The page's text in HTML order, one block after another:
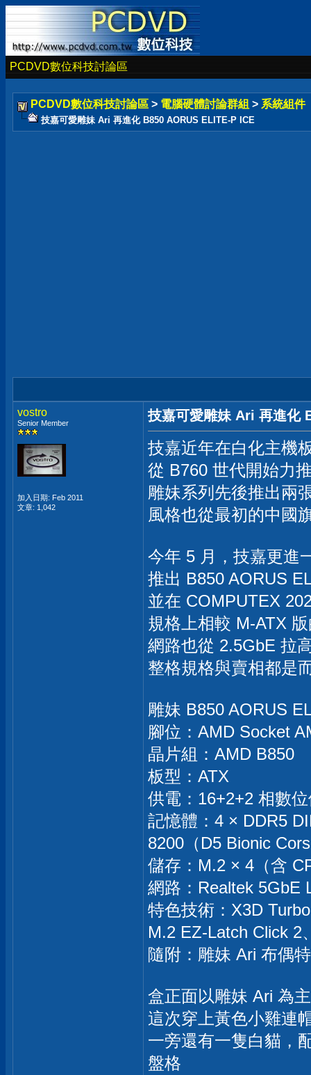
PCDVD數位科技討論區
PCDVD數位科技討論區 > 電腦硬體討論群組 > 系統組件
技嘉可愛雕妹 Ari 再進化 B850 AORUS ELITE-P ICE
vostro
Senior Member
加入日期: Feb 2011
文章: 1,042
技嘉可愛雕妹 Ari 再進化
技嘉近年在白化主機
從 B760 世代開始力
雕妹系列先後推出兩
風格也從最初的中國
今年 5 月，技嘉更進
推出 B850 AORUS
並在 COMPUTEX
規格上相較 M-ATX
網路也從 2.5GbE 拉
整格規格與賣相都是
雕妹 B850 AORUS
腳位：AMD Socket
晶片組：AMD B850
板型：ATX
供電：16+2+2 相數
記憶體：4 × DDR5
8200（D5 Bionic
儲存：M.2 × 4（含
網路：Realtek 5GbE
特色技術：X3D
M.2 EZ-Latch Click 2
隨附：雕妹 Ari 布偶
盒正面以雕妹 Ari 為
這次穿上黃色小雞連
一旁還有一隻白貓，
盤格